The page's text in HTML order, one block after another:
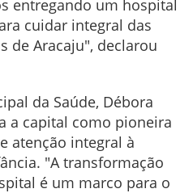
entregando um hospital
cuidar integral das
de Aracaju", declarou
da Saúde, Débora
a capital como pioneira
atenção integral à
"A transformação
é um marco para o